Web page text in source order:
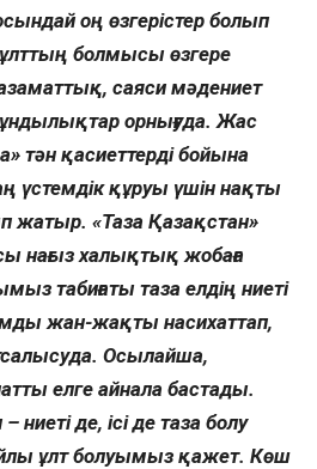
оң өзгерістер болып
болмысы өзгере
саяси мәдениет
орнығуда. Жас
тән қасиеттерді бойына
үстемдік құруы үшін нақты
жатыр. «Таза Қазақстан»
нағыз халықтық жобаға
табиғаты таза елдің ниеті
жан-жақты насихаттап,
Осылайша,
елге айнала бастады.
ниеті де, ісі де таза болу
ұлт болуымыз қажет. Көш